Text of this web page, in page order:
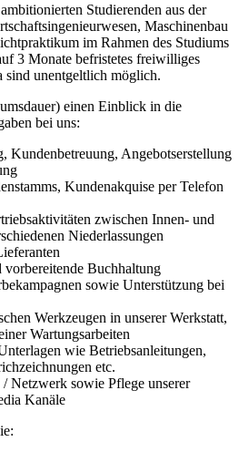
Studierenden aus der
Maschinenbau
im Rahmen des Studiums
3 Monate befristetes freiwilliges
unentgeltlich möglich.
einen Einblick in die
bei uns:
Kundenbetreuung, Angebotserstellung
Kundenakquise per Telefon
zwischen Innen- und
Niederlassungen
vorbereitende Buchhaltung
sowie Unterstützung bei
Werkzeugen in unserer Werkstatt,
Wartungsarbeiten
wie Betriebsanleitungen,
etc.
Netzwerk sowie Pflege unserer
Kanäle